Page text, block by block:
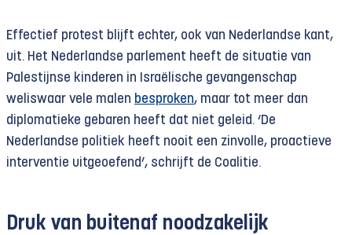
Effectief protest blijft echter, ook van Nederlandse kant,
uit. Het Nederlandse parlement heeft de situatie van
Palestijnse kinderen in Israëlische gevangenschap
weliswaar vele malen besproken, maar tot meer dan
diplomatieke gebaren heeft dat niet geleid. ‘De
Nederlandse politiek heeft nooit een zinvolle, proactieve
interventie uitgeoefend’, schrijft de Coalitie.
Druk van buitenaf noodzakelijk